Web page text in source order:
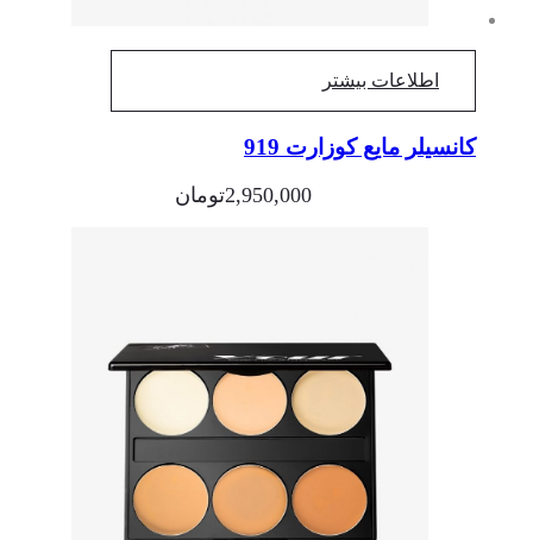
اطلاعات بیشتر
کانسیلر مایع کوزارت 919
2,950,000تومان